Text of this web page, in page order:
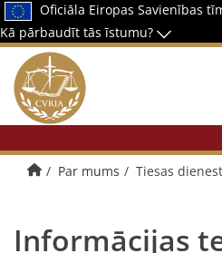
Oficiāla Eiropas Savienības
Kā pārbaudīt tās īstumu?
Sākumlapa
Par mums Tiesas
Informācijas